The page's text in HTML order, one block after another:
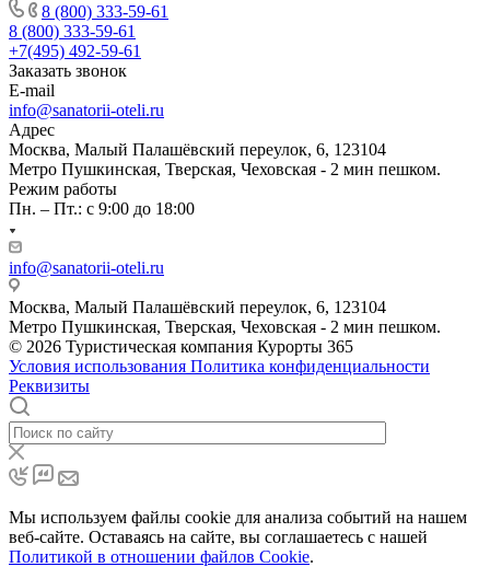
8 (800) 333-59-61
8 (800) 333-59-61
+7(495) 492-59-61
Заказать звонок
E-mail
info@sanatorii-oteli.ru
Адрес
Москва, Малый Палашёвский переулок, 6, 123104
Метро Пушкинская, Тверская, Чеховская - 2 мин пешком.
Режим работы
Пн. – Пт.: с 9:00 до 18:00
info@sanatorii-oteli.ru
Москва, Малый Палашёвский переулок, 6, 123104
Метро Пушкинская, Тверская, Чеховская - 2 мин пешком.
© 2026 Туристическая компания Курорты 365
Условия использования Политика конфиденциальности
Реквизиты
Мы используем файлы cookie для анализа событий на нашем
веб-сайте. Оставаясь на сайте, вы соглашаетесь с нашей
Политикой в отношении файлов Cookie.